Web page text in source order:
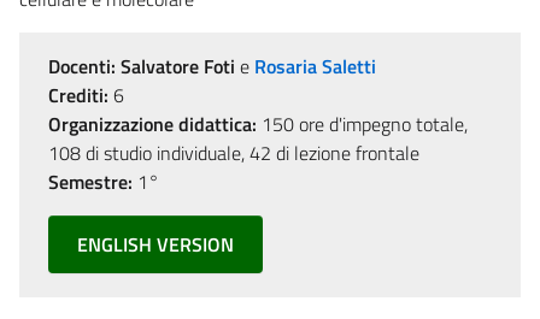
Docenti: Salvatore Foti e Rosaria Saletti
Crediti: 6
Organizzazione didattica: 150 ore d'impegno totale,
108 di studio individuale, 42 di lezione frontale
Semestre: 1°
ENGLISH VERSION